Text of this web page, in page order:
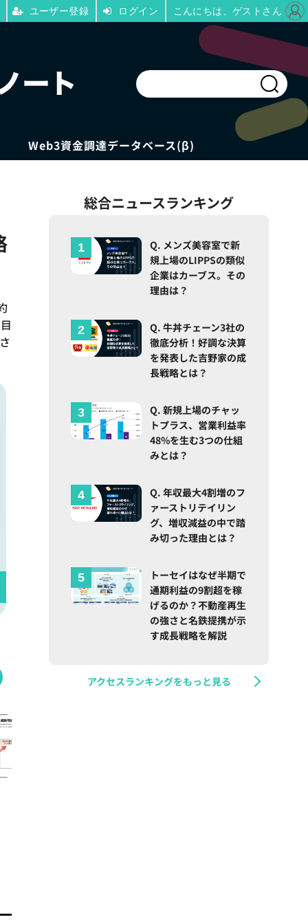
Web3資金調達データベース(β)
総合ニュースランキング
Q. メンズ美容室で新
規上場のLIPPSの類似
企業はカーブス。その
理由は？
Q. 牛丼チェーン3社の
徹底分析！好調な決算
を発表した吉野家の成
長戦略とは？
Q. 新規上場のチャッ
トプラス、営業利益率
48%を生む3つの仕組
みとは？
Q. 年収最大4割増のフ
ァーストリテイリン
グ、増収減益の中で踏
み切った理由とは？
トーセイはなぜ半期で
通期利益の9割超を稼
げるのか？不動産再生
の強さと名鉄提携が示
す成長戦略を解説
アクセスランキングをもっと見る
ユーザー登録 ログイン こんにちは、ゲストさん